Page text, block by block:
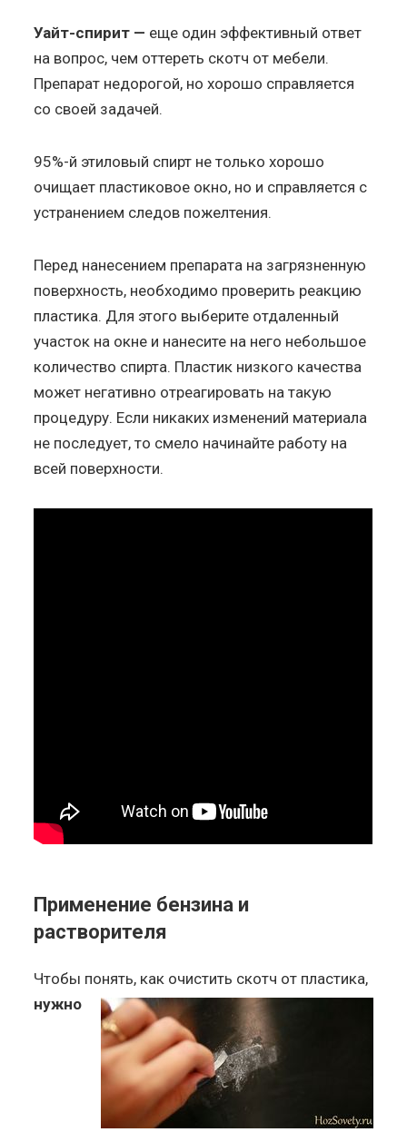
Уайт-спирит — еще один эффективный ответ
на вопрос, чем оттереть скотч от мебели.
Препарат недорогой, но хорошо справляется
со своей задачей.
95%-й этиловый спирт не только хорошо
очищает пластиковое окно, но и справляется с
устранением следов пожелтения.
Перед нанесением препарата на загрязненную
поверхность, необходимо проверить реакцию
пластика. Для этого выберите отдаленный
участок на окне и нанесите на него небольшое
количество спирта. Пластик низкого качества
может негативно отреагировать на такую
процедуру. Если никаких изменений материала
не последует, то смело начинайте работу на
всей поверхности.
Применение бензина и
растворителя
Чтобы понять, как очистить скотч от пластика,
нужно